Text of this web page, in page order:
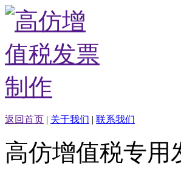
返回首页 | 关于我们 | 联系我们
高仿增值税专用